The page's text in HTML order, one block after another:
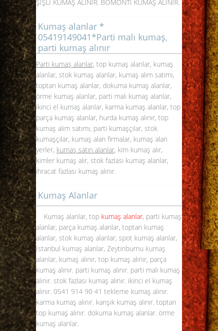
ŞİŞLİ KUMAŞ ALINIR. BOMONTİ KUMAŞ ALINIR.
Kumaş alanlar *
05419149041*Parti malı kumaş,
parti kumaş alınır
Parti kumaş alanlar, top kumaş alanlar, kumaş
alanlar, stok kumaş alanlar, kumaş alım satımı,
toptan kumaş alanlar, dokuma kumaş alanlar,
örme kumaş alanlar, parti malı kumaş alanlar,
ikinci el kumaş alanlar, karma kumaş alanlar, top
parça kumaş alanlar, hurda kumaş alınır, top
kumaş alım satımı, parti kumaşçılar, stok
kumaşçılar, kumaş alan firmalar, kumaş alan
yerler, kumaş satın alanlar, kim kumaş alır,
kimler kumaş alır, stok fazlası kumaş alanlar,
ihracat fazlası kumaş alınır.
Kumaş Alanlar
Kumaş alanlar, top kumaş alanlar, parti kumaş
alanlar, parça kumaş alanlar, toptan kumaş
alanlar, stok kumaş alanlar, spot kumaş alanlar,
İstanbul kumaş alanlar, Zeytinburnu kumaş
alanlar, kumaş alınır, top kumaş alınır, parça
kumaş alınır. parti kumaş alınır. parti malı kumaş
alınır. stok fazlası kumaş alınır. ikinci el kumaş
alınır. 0541 914 90 41 tekleme kumaş alınır.
karma kumaş alınır. karışık kumaş alınır. toptan
top kumaş alınır. dokuma kumaş alanlar. örme
kumaş alanlar.